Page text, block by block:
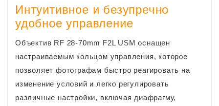
Интуитивное и безупречно
удобное управление
Объектив RF 28-70mm F2L USM оснащен
настраиваемым кольцом управления, которое
позволяет фотографам быстро реагировать на
изменение условий и легко регулировать
различные настройки, включая диафрагму,